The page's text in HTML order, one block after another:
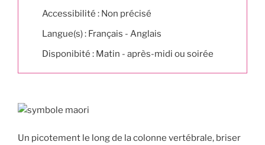
Accessibilité : Non précisé
Langue(s) : Français - Anglais
Disponibité : Matin - après-midi ou soirée
Un picotement le long de la colonne vertébrale, briser